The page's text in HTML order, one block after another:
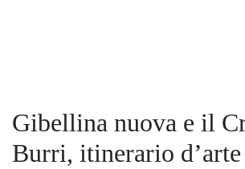
Gibellina nuova e il
Burri, itinerario